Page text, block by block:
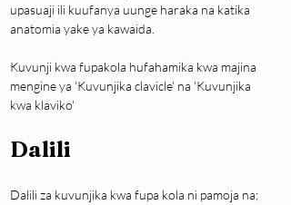
upasuaji ili kuufanya uunge haraka na katika
anatomia yake ya kawaida.
Kuvunji kwa fupakola hufahamika kwa majina
mengine ya 'Kuvunjika clavicle' na 'Kuvunjika
kwa klaviko'
Dalili
Dalili za kuvunjika kwa fupa kola ni pamoja na;